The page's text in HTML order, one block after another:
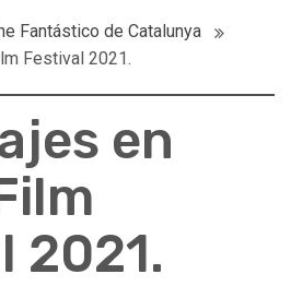
Fantástico de Catalunya
Festival 2021.
en
2021.